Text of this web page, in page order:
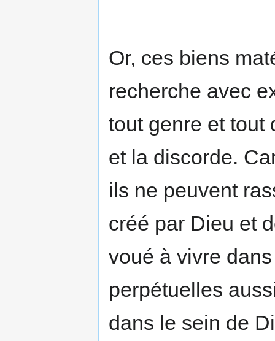
Or, ces biens
recherche avec
tout genre et
et la discorde.
ils ne peuvent
créé par Dieu et
voué à vivre
perpétuelles
dans le sein de